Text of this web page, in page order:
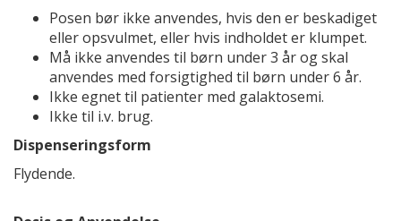
Posen bør ikke anvendes, hvis den er beskadiget
eller opsvulmet, eller hvis indholdet er klumpet.
Må ikke anvendes til børn under 3 år og skal
anvendes med forsigtighed til børn under 6 år.
Ikke egnet til patienter med galaktosemi.
Ikke til i.v. brug.
Dispenseringsform
Flydende.